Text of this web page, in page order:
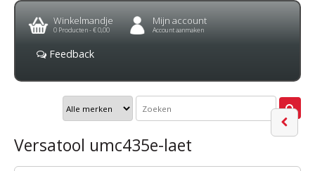
Winkelmandje
0 Producten -€ 0,00
Mijn account
Account aanmaken
Feedback
Versatool umc435e-laet